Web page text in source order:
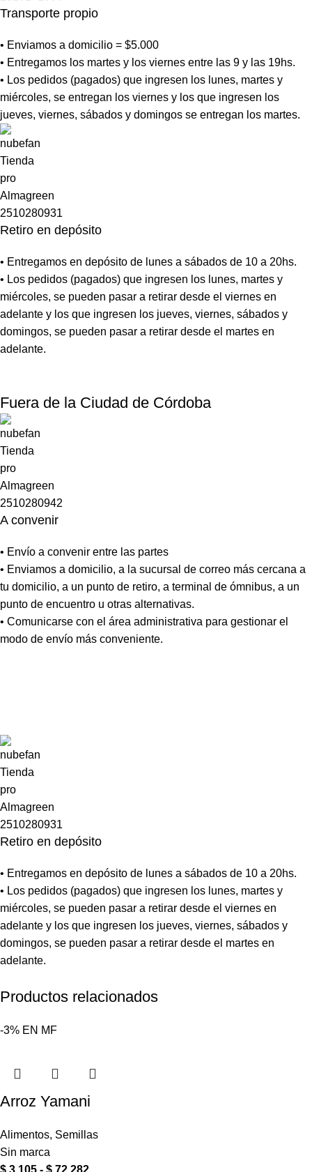
Transporte propio
• Enviamos a domicilio = $5.000
• Entregamos los martes y los viernes entre las 9 y las 19hs.
• Los pedidos (pagados) que ingresen los lunes, martes y
miércoles, se entregan los viernes y los que ingresen los
jueves, viernes, sábados y domingos se entregan los martes.
Retiro en depósito
• Entregamos en depósito de lunes a sábados de 10 a 20hs.
• Los pedidos (pagados) que ingresen los lunes, martes y
miércoles, se pueden pasar a retirar desde el viernes en
adelante y los que ingresen los jueves, viernes, sábados y
domingos, se pueden pasar a retirar desde el martes en
adelante.
Fuera de la Ciudad de Córdoba
A convenir
• Envío a convenir entre las partes
• Enviamos a domicilio, a la sucursal de correo más cercana a
tu domicilio, a un punto de retiro, a terminal de ómnibus, a un
punto de encuentro u otras alternativas.
• Comunicarse con el área administrativa para gestionar el
modo de envío más conveniente.
Retiro en depósito
• Entregamos en depósito de lunes a sábados de 10 a 20hs.
• Los pedidos (pagados) que ingresen los lunes, martes y
miércoles, se pueden pasar a retirar desde el viernes en
adelante y los que ingresen los jueves, viernes, sábados y
domingos, se pueden pasar a retirar desde el martes en
adelante.
Productos relacionados
-3% EN MF
Arroz Yamani
Alimentos, Semillas
Sin marca
$ 3.105 - $ 72.282